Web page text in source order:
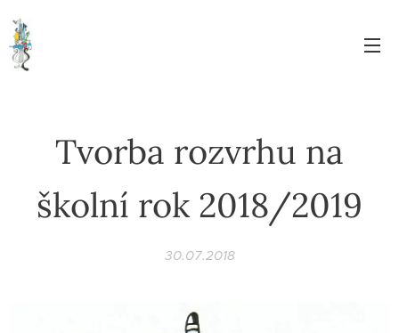
Tvorba rozvrhu na
školní rok 2018/2019
30.07.2018